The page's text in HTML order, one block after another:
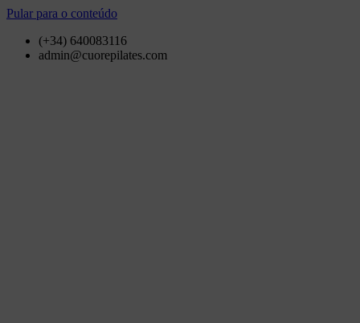
Pular para o conteúdo
(+34) 640083116
admin@cuorepilates.com